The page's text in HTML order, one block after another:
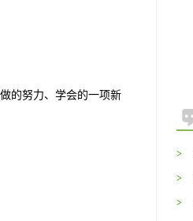
的努力、学会的一项新
>
>
>